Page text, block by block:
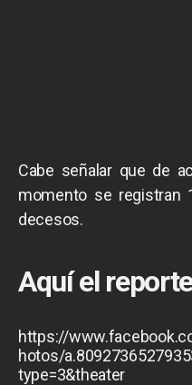
Cabe señalar que de
momento se registran
decesos.
Aquí el
https://
hotos/
type=3&theater